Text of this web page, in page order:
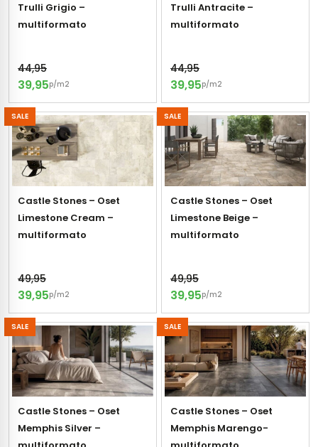
Trulli Grigio –
multiformato
44,95
39,95p/m2
Trulli Antracite –
multiformato
44,95
39,95p/m2
SALE
Castle Stones – Oset
Limestone Cream –
multiformato
49,95
39,95p/m2
SALE
Castle Stones – Oset
Limestone Beige –
multiformato
49,95
39,95p/m2
SALE
Castle Stones – Oset
Memphis Silver –
SALE
Castle Stones – Oset
Memphis Marengo-